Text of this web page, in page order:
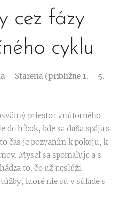
cez fázy
cyklu
– Starena (približne 1. – 5.
priestor vnútorného
do hĺbok, kde sa duša spája s
čas je pozvaním k pokoju, k
Myseľ sa spomaľuje a s
to, čo už neslúži.
ktoré nie sú v súlade s